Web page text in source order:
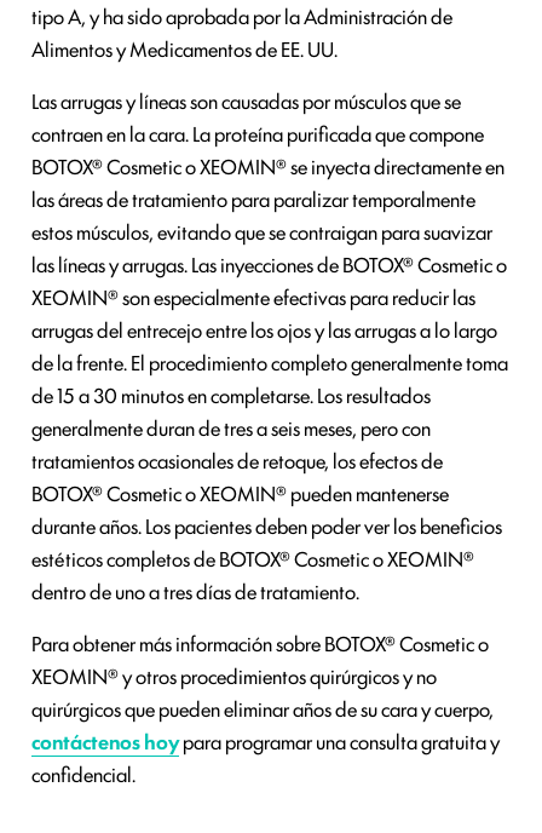
tipo A, y ha sido aprobada por la Administración de
Alimentos y Medicamentos de EE. UU.
Las arrugas y líneas son causadas por músculos que se
contraen en la cara. La proteína purificada que compone
BOTOX® Cosmetic o XEOMIN® se inyecta directamente en
las áreas de tratamiento para paralizar temporalmente
estos músculos, evitando que se contraigan para suavizar
las líneas y arrugas. Las inyecciones de BOTOX® Cosmetic o
XEOMIN® son especialmente efectivas para reducir las
arrugas del entrecejo entre los ojos y las arrugas a lo largo
de la frente. El procedimiento completo generalmente toma
de 15 a 30 minutos en completarse. Los resultados
generalmente duran de tres a seis meses, pero con
tratamientos ocasionales de retoque, los efectos de
BOTOX® Cosmetic o XEOMIN® pueden mantenerse
durante años. Los pacientes deben poder ver los beneficios
estéticos completos de BOTOX® Cosmetic o XEOMIN®
dentro de uno a tres días de tratamiento.
Para obtener más información sobre BOTOX® Cosmetic o
XEOMIN® y otros procedimientos quirúrgicos y no
quirúrgicos que pueden eliminar años de su cara y cuerpo,
contáctenos hoypara programar una consulta gratuita y
confidencial.